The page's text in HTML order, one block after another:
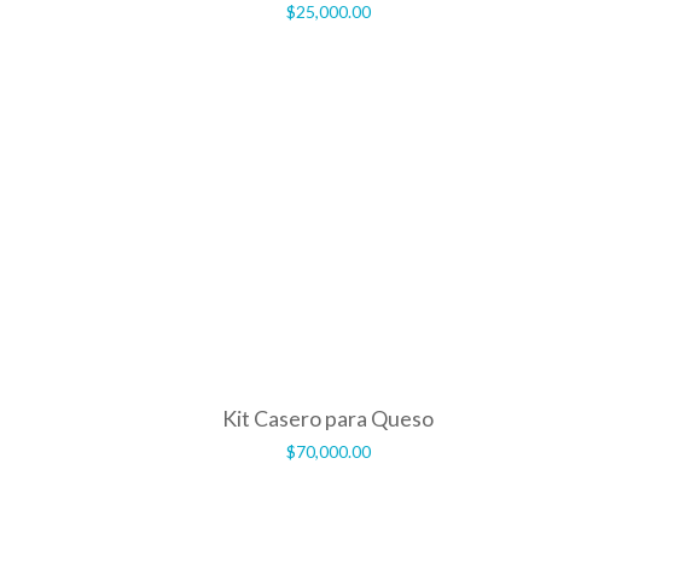
$25,000.00
Kit Casero para Queso
$70,000.00